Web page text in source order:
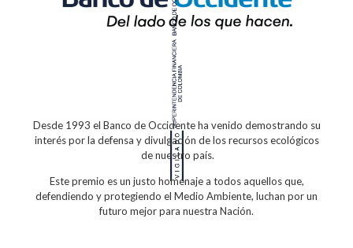
Desde 1993 el Banco de Occidenteha venido demostrando su
interés por la defensa y divulgación de los recursos ecológicos
de nuestro país.
Este premio es un justo homenaje a todosaquellos que,
defendiendo y protegiendo el Medio Ambiente, luchan por un
futuro mejor para nuestra Nación.